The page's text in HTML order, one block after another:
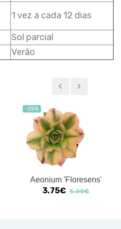
1 vez a cada 12 dias
Sol parcial
Verão
-25%
Aeonium 'Floresens'
3.75€ 5.00€